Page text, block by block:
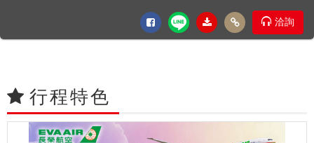
洽詢
行程特色